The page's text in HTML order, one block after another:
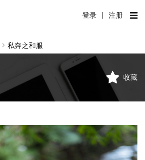
登录 | 注册
> 私奔之和服
收藏